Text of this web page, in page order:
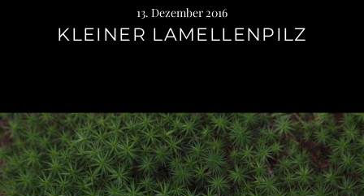
13. Dezember 2016
KLEINER LAMELLENPILZ